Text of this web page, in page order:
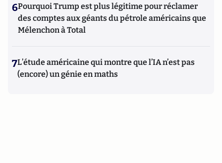
6Pourquoi Trump est plus légitime pour réclamer
des comptes aux géants du pétrole américains que
Mélenchon à Total
7L’étude américaine qui montre que l’IA n’est pas
(encore) un génie en maths